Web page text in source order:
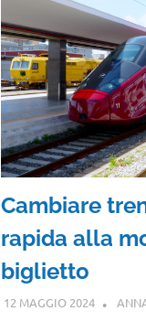
Cambiare
rapida alla
biglietto
12 MAGGIO 2024